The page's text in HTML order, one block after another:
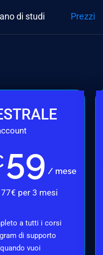
di studi Prezzi
59 / mese
per 3 mesi
a tutti i corsi
di supporto
vuoi